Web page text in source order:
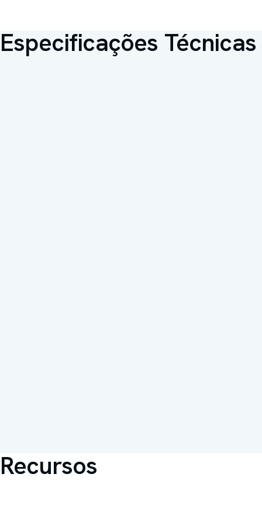
Especificações Técnicas
Recursos